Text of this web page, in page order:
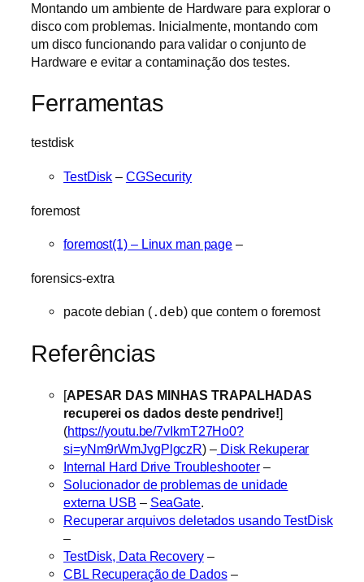
Montando um ambiente de Hardware para explorar o
disco com problemas. Inicialmente, montando com
um disco funcionando para validar o conjunto de
Hardware e evitar a contaminação dos testes.
Ferramentas
testdisk
TestDisk – CGSecurity
foremost
foremost(1) – Linux man page –
forensics-extra
pacote debian (.deb) que contem o foremost
Referências
[APESAR DAS MINHAS TRAPALHADAS
recuperei os dados deste pendrive!]
(https://youtu.be/7vIkmT27Ho0?
si=yNm9rWmJvgPlgczR) –Disk Rekuperar
Internal Hard Drive Troubleshooter–
Solucionador de problemas de unidade
externa USB – SeaGate.
Recuperar arquivos deletados usando TestDisk
–
TestDisk, Data Recovery–
CBL Recuperação de Dados–